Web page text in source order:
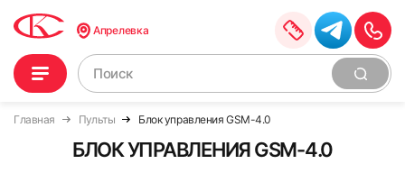
Апрелевка
Главная Пульты Блок управления GSM-4.0
БЛОК УПРАВЛЕНИЯ GSM-4.0